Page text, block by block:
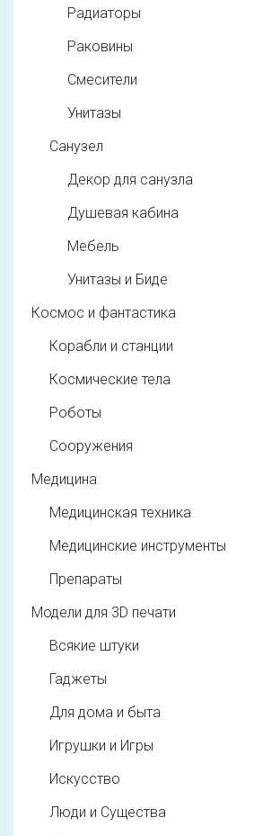
Радиаторы
Раковины
Смесители
Унитазы
Санузел
Декор для санузла
Душевая кабина
Мебель
Унитазы и Биде
Космос и фантастика
Корабли и станции
Космические тела
Роботы
Сооружения
Медицина
Медицинская техника
Медицинские инструменты
Препараты
Модели для 3D печати
Всякие штуки
Гаджеты
Для дома и быта
Игрушки и Игры
Искусство
Люди и Существа